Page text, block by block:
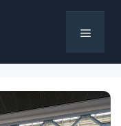
ニ